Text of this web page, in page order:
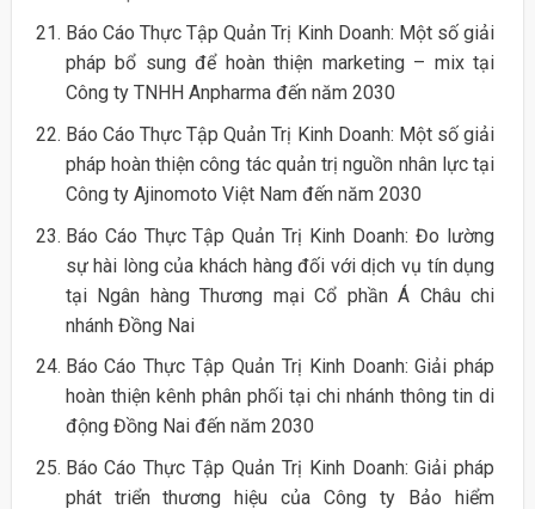
Báo Cáo Thực Tập Quản Trị Kinh Doanh: Một số giải
pháp bổ sung để hoàn thiện marketing – mix tại
Công ty TNHH Anpharma đến năm 2030
Báo Cáo Thực Tập Quản Trị Kinh Doanh: Một số giải
pháp hoàn thiện công tác quản trị nguồn nhân lực tại
Công ty Ajinomoto Việt Nam đến năm 2030
Báo Cáo Thực Tập Quản Trị Kinh Doanh: Đo lường
sự hài lòng của khách hàng đối với dịch vụ tín dụng
tại Ngân hàng Thương mại Cổ phần Á Châu chi
nhánh Đồng Nai
Báo Cáo Thực Tập Quản Trị Kinh Doanh: Giải pháp
hoàn thiện kênh phân phối tại chi nhánh thông tin di
động Đồng Nai đến năm 2030
Báo Cáo Thực Tập Quản Trị Kinh Doanh: Giải pháp
phát triển thương hiệu của Công ty Bảo hiểm